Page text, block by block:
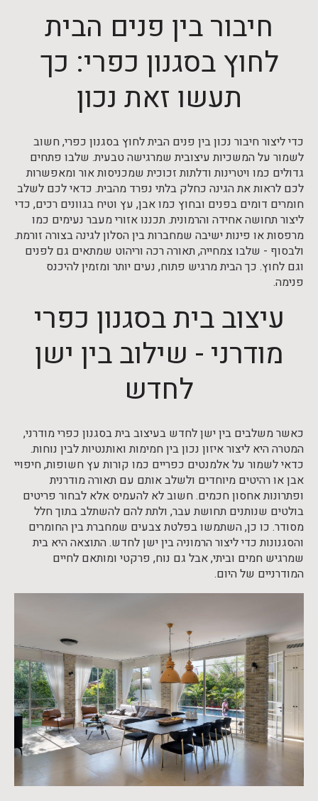
חיבור בין פנים הבית
לחוץ בסגנון כפרי: כך
תעשו זאת נכון
כדי ליצור חיבור נכון בין פנים הבית לחוץ בסגנון כפרי, חשוב
לשמור על המשכיות עיצובית שמרגישה טבעית. שלבו פתחים
גדולים כמו ויטרינות ודלתות זכוכית שמכניסות אור ומאפשרות
לכם לראות את הגינה כחלק בלתי נפרד מהבית. כדאי לכם לשלב
חומרים דומים בפנים ובחוץ כמו אבן, עץ וטיח בגוונים רכים, כדי
ליצור תחושה אחידה והרמונית. תכננו אזורי מעבר נעימים כמו
מרפסות או פינות ישיבה שמחברות בין הסלון לגינה בצורה זורמת.
ולבסוף - שלבו צמחייה, תאורה רכה וריהוט שמתאים גם לפנים
וגם לחוץ. כך הבית מרגיש פתוח, נעים יותר ומזמין להיכנס
פנימה.
עיצוב בית בסגנון כפרי
מודרני - שילוב בין ישן
לחדש
כאשר משלבים בין ישן לחדש בעיצוב בית בסגנון כפרי מודרני,
המטרה היא ליצור איזון נכון בין חמימות ואותנטיות לבין נוחות.
כדאי לשמור על אלמנטים כפריים כמו קורות עץ חשופות, חיפויי
אבן או רהיטים מיוחדים ולשלב אותם עם תאורה מודרנית
ופתרונות אחסון חכמים. חשוב לא להעמיס אלא לבחור פריטים
בולטים שנותנים תחושת עבר, ולתת להם להשתלב בתוך חלל
מסודר. כו כן, השתמשו בפלטת צבעים שמחברת בין החומרים
והסגנונות כדי ליצור הרמוניה בין ישן לחדש. התוצאה היא בית
שמרגיש חמים וביתי, אבל גם נוח, פרקטי ומותאם לחיים
המודרניים של היום.